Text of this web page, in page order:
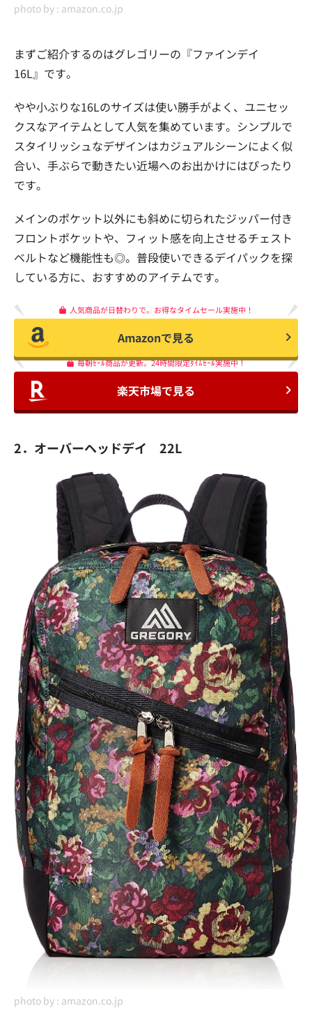
photo by : amazon.co.jp
まずご紹介するのはグレゴリーの『ファインデイ
16L』です。
やや小ぶりな16Lのサイズは使い勝手がよく、ユニセッ
クスなアイテムとして人気を集めています。シンプルで
スタイリッシュなデザインはカジュアルシーンによく似
合い、手ぶらで動きたい近場へのお出かけにはぴったり
です。
メインのポケット以外にも斜めに切られたジッパー付き
フロントポケットや、フィット感を向上させるチェスト
ベルトなど機能性も◎。普段使いできるデイパックを探
している方に、おすすめのアイテムです。
人気商品が日替わりで。お得なタイムセール実施中！
Amazonで見る
毎朝ｾｰﾙ商品が更新。24時間限定ﾀｲﾑｾｰﾙ実施中！
楽天市場で見る
2．オーバーヘッドデイ 22L
photo by : amazon.co.jp